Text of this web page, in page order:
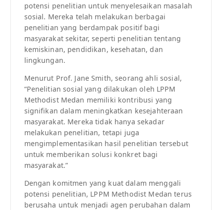
potensi penelitian untuk menyelesaikan masalah
sosial. Mereka telah melakukan berbagai
penelitian yang berdampak positif bagi
masyarakat sekitar, seperti penelitian tentang
kemiskinan, pendidikan, kesehatan, dan
lingkungan.
Menurut Prof. Jane Smith, seorang ahli sosial,
“Penelitian sosial yang dilakukan oleh LPPM
Methodist Medan memiliki kontribusi yang
signifikan dalam meningkatkan kesejahteraan
masyarakat. Mereka tidak hanya sekadar
melakukan penelitian, tetapi juga
mengimplementasikan hasil penelitian tersebut
untuk memberikan solusi konkret bagi
masyarakat.”
Dengan komitmen yang kuat dalam menggali
potensi penelitian, LPPM Methodist Medan terus
berusaha untuk menjadi agen perubahan dalam